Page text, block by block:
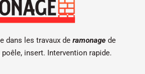
dans les travaux de ramonage de
insert. Intervention rapide.